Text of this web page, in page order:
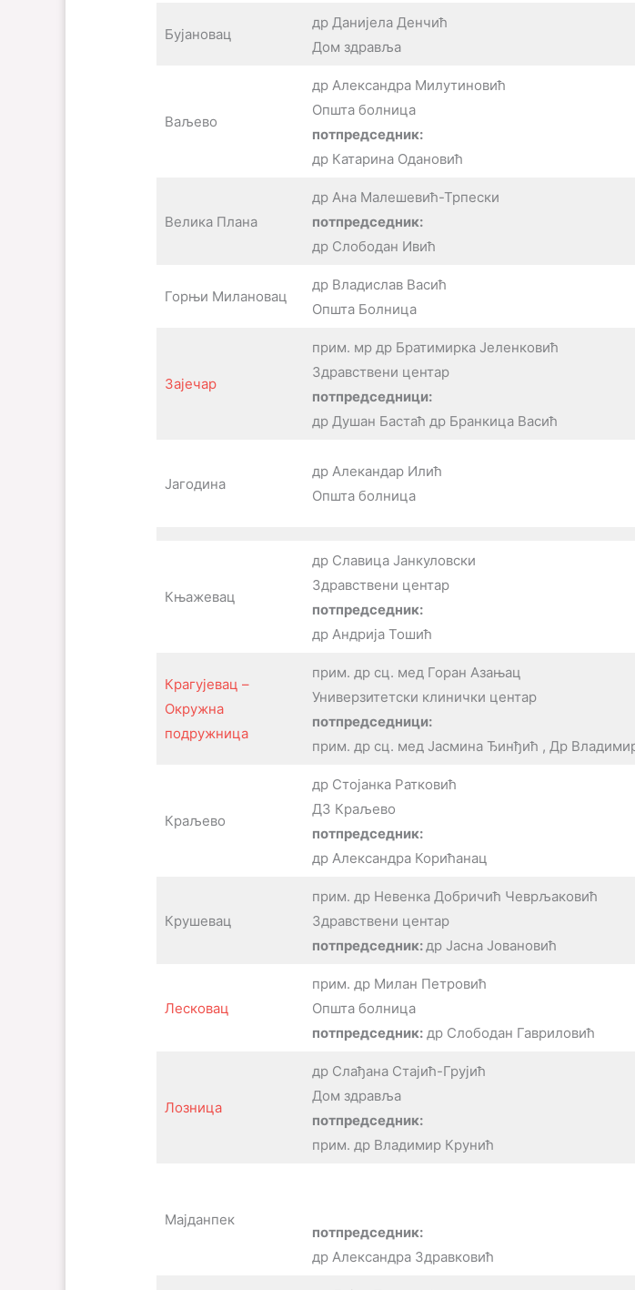
Бујановац
др Данијела Денчић
Дом здравља
Ваљево
др Александра Милутиновић
Општа болница
потпредседник:
др Катарина Одановић
Велика Плана
др Ана Малешевић-Трпески
потпредседник:
др Слободан Ивић
Горњи Милановац
др Владислав Васић
Општа Болница
Зајечар
прим. мр др Братимирка Јеленковић
Здравствени центар
потпредседници:
др Душан Бастаћ др Бранкица Васић
Јагодина
др Алекандар Илић
Општа болница
Књажевац
др Славица Јанкуловски
Здравствени центар
потпредседник:
др Андрија Тошић
Крагујевац –
Окружна
подружница
прим. др сц. мед Горан Азањац
Универзитетски клинички центар
потпредседници:
прим. др сц. мед Јасмина Ђинђић , Др
Краљево
др Стојанка Ратковић
ДЗ Краљево
потпредседник:
др Александра Корићанац
Крушевац
прим. др Невенка Добричић Чеврљаковић
Здравствени центар
потпредседник: др Јасна Јовановић
Лесковац
прим. др Милан Петровић
Општа болница
потпредседник:др Слободан Гавриловић
Лозница
др Слађана Стајић-Грујић
Дом здравља
потпредседник:
прим. др Владимир Крунић
Мајданпек
потпредседник:
др Александра Здравковић